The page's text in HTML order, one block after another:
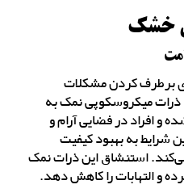
خشک
برطرف کردن مشکلات
میکروسکوپی نمک به
افراد در فضایی آرام و
شرایط به بهبود کیفیت
استنشاق این ذرات نمک
و التهابات را کاهش دهد.